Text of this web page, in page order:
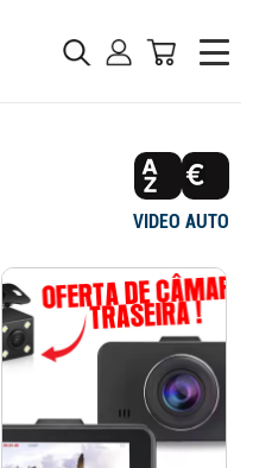
VIDEO AUTO